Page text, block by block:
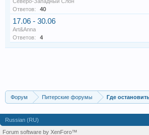
Ответов:
40
17.06 - 30.06
Art&Anna
Ответов:
4
Форум Питерские форумы Где
Russian (RU)
Forum software by XenForo™